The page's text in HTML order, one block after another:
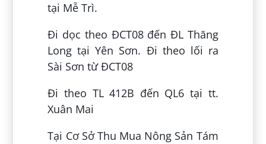
tại Mễ Trì.
Đi dọc theo ĐCT08 đến ĐL Thăng
Long tại Yên Sơn. Đi theo lối ra
Sài Sơn từ ĐCT08
Đi theo TL 412B đến QL6 tại tt.
Xuân Mai
Tại Cơ Sở Thu Mua Nông Sản Tám